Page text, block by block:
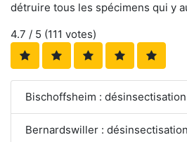
détruire tous les spécimens qui y
4.7 / 5 (111 votes)
Bischoffsheim :
Bernardswiller :